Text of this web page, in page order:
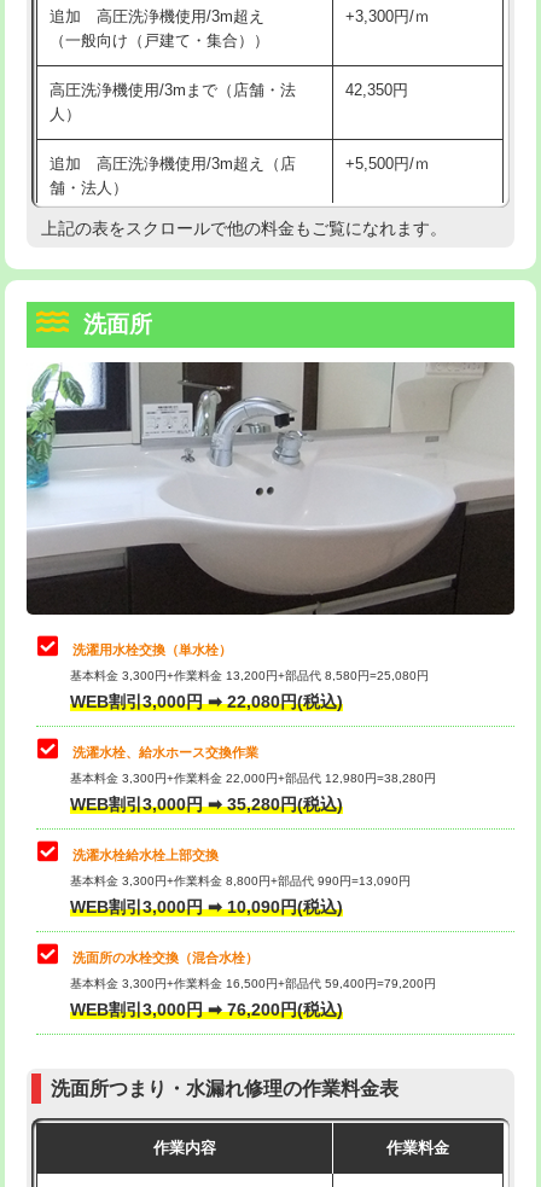
マス交換（深さ50㎝以上） 66,000円
コンクリート斫り（厚さ10㎝まで） 27,500円
コンクリート斫り（厚さ10㎝超え）
モルタル補修（厚さ10㎝まで）
モルタル補修（厚さ10㎝超え） 38,500円
洗面台設置 38,500円
追加人工
廃棄・処分 現場見積
※給水管工事は20mmまでの価格です。
持込商品取付（混合水栓） 16,500円
給水管工事※（ホール加工)
給水管工事※（バンド止め) 3,300円
給水管工事※（支持金具設置) 5,500円
給水管工事※（保温材使用（バンド止
め込み）)
5,500円
給水管工事※（土の掘削・埋め戻し作
業)
11,000円
給水管工事※（塩ビ管（VP・HI）使
用/3ｍまで)
33,000円
給水管工事※（塩ビ管（VP・HI）使
用（追加）/3ｍ超え)
給水管工事※（ライニング鋼管・銅
管・ポリ管・HT管使用/3ｍまで)
44,000円
給水管工事※（ライニング鋼管・銅
管・ポリ管・HT管使用/3ｍ超え)
排水管工事（土の掘削・埋め戻し作
業）
排水管工事（排水管工事/3ｍまで） 55,000円
排水管工事（追加 排水管工事/3ｍ超
え）
マス交換（土の掘削・埋め戻し作業）
マス交換（深さ50㎝未満）
マス交換（深さ50㎝以上）
モルタル補修（厚さ10㎝まで） 27,500円
追加 高圧洗浄機使用/3m超え
（一般向け（戸建て・集合））
+3,300円/ｍ
高圧洗浄機使用/3mまで（店舗・法
人）
42,350円
追加 高圧洗浄機使用/3m超え（店
舗・法人）
+5,500円/ｍ
高度高圧洗浄換 現地調査
トーラー機使用/3mまで
追加トーラー機使用/3m超え +3,300円
カメラ調査 33,000円
桝清掃
止水・漏水調査・防水処理・清掃・修
理・調整・分解・加工など（軽作業）
11,000円
止水・漏水調査・防水処理・清掃・修
理・調整・分解・加工など（中作業）
22,000円
止水・漏水調査・防水処理・清掃・修
理・調整・分解・加工など（重作業）
33,000円
キッチンタンク脱着
その他部品の脱着
交換・取付（タンク）
交換・取付(単水栓（壁付・デッキ
式）)
交換・取付(混合水栓（壁付・デッキ
式・ワンホール）)
16,500円+材料費
（P/S/ポップアップ））
交換・取付（その他部品） 11,000円+材料費
持込商品取付（単水栓） 13,200円
上記の表をスクロールで他の料金もご覧になれます。
洗面所
洗濯用水栓交換（単水栓）
基本料金 3,300円+作業料金 13,200円+部品代 8,580円=25,080円
WEB割引3,000円 ➡ 22,080円(税込)
洗濯水栓、給水ホース交換作業
基本料金 3,300円+作業料金 22,000円+部品代 12,980円=38,280円
WEB割引3,000円 ➡ 35,280円(税込)
洗濯水栓給水栓上部交換
基本料金 3,300円+作業料金 8,800円+部品代 990円=13,090円
WEB割引3,000円 ➡ 10,090円(税込)
洗面所の水栓交換（混合水栓）
基本料金 3,300円+作業料金 16,500円+部品代 59,400円=79,200円
WEB割引3,000円 ➡ 76,200円(税込)
洗面所つまり・水漏れ修理の作業料金表
作業内容 作業料金